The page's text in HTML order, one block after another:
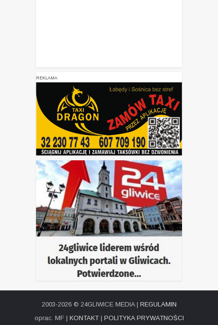
REKLAMA
2003-2026 © 24GLIWICE MEDIA | REGULAMIN
oprac. MF | KONTAKT| POLITYKA PRYWATNOŚCI